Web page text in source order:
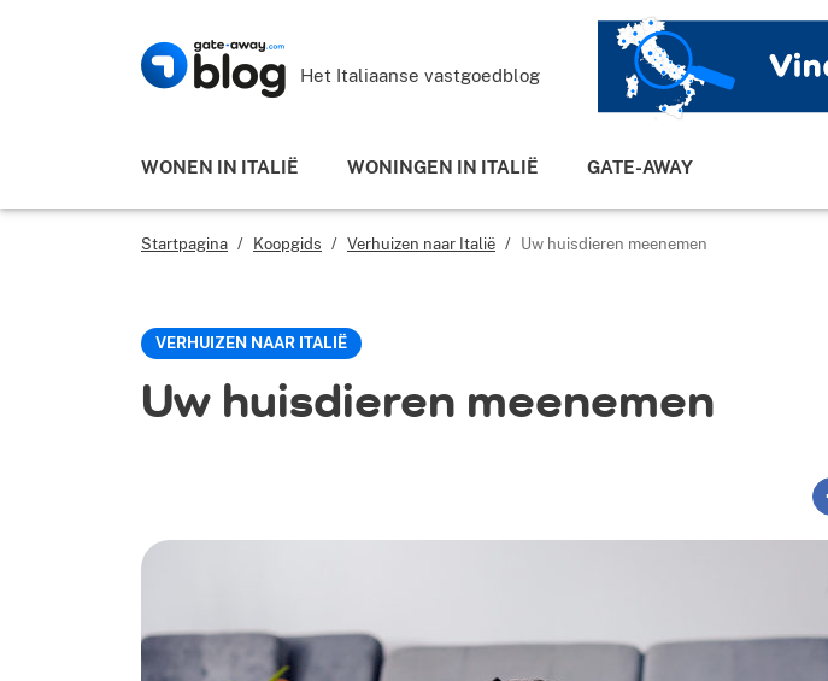
Het Italiaanse vastgoedblog
WONEN IN ITALIË WONINGEN IN ITALIË GATE-AWAY
Startpagina / Koopgids / Verhuizen naar Italië / Uw huisdieren meenemen
VERHUIZEN NAAR ITALIË
Uw huisdieren meenemen